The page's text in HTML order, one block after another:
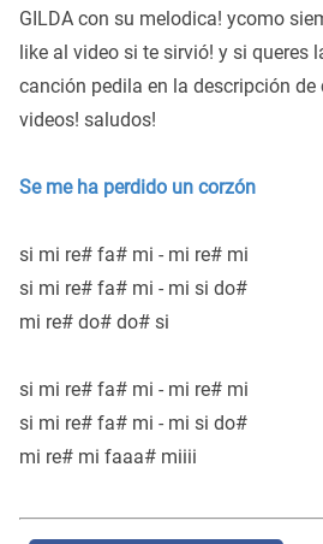
GILDA con su melodica! ycomo
like al video si te sirvió! y si queres
canción pedila en la descripción
videos! saludos!
Se me ha perdido un corzón
si mi re# fa# mi - mi re# mi
si mi re# fa# mi - mi si do#
mi re# do# do# si
si mi re# fa# mi - mi re# mi
si mi re# fa# mi - mi si do#
mi re# mi faaa# miiii